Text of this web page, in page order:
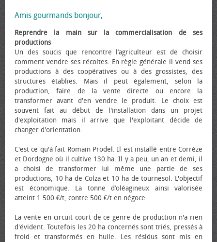
Amis gourmands bonjour,
Reprendre la main sur la commercialisation de ses
productions
Un des soucis que rencontre l’agriculteur est de choisir
comment vendre ses récoltes. En règle générale il vend ses
productions à des coopératives ou à des grossistes, des
structures établies. Mais il peut également, selon la
production, faire de la vente directe ou encore la
transformer avant d'en vendre le produit. Le choix est
souvent fait au début de l'installation dans un projet
d'exploitation mais il arrive que l'exploitant décide de
changer d'orientation.
C'est ce qu'à fait Romain Prodel. Il est installé entre Corrèze
et Dordogne où il cultive 130 ha. Il y a peu, un an et demi, il
a choisi de transformer lui même une partie de ses
productions, 10 ha de Colza et 10 ha de tournesol. L'objectif
est économique. La tonne d’oléagineux ainsi valorisée
atteint 1 500 €/t, contre 500 €/t en négoce.
La vente en circuit court de ce genre de production n'a rien
d'évident. Toutefois les 20 ha concernés sont triés, pressés à
froid et transformés en huile. Les résidus sont mis en